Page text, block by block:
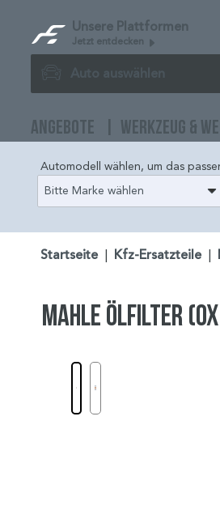
Unsere Plattformen
Jetzt entdecken
Auto auswählen
ANGEBOTE WERKZEUG &
Automodell wählen, um das
Bitte Marke wählen
Startseite Kfz-Ersatzteile
MAHLE Ölfilter